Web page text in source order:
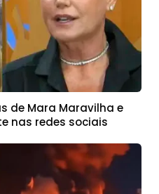
de Mara Maravilha e
nas redes sociais